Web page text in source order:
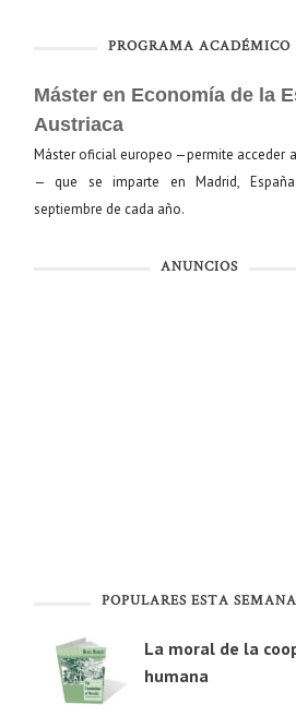
PROGRAMA ACADÉMICO
Máster en Economía de la
Austriaca
Máster oficial europeo —permite acceder
— que se imparte en Madrid,
septiembre de cada año.
ANUNCIOS
POPULARES ESTA SEMANA
La moral de la
humana